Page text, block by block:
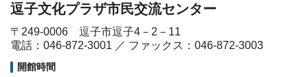
逗子文化プラザ市民交流センター
〒249-0006 逗子市逗子4－2－11
電話：046-872-3001 ／ ファックス：046-872-3003
開館時間